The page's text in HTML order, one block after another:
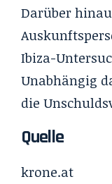
Darüber
Ibiza-
Unabhängig
die
Quelle
krone.at